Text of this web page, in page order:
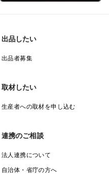
出品したい
出品者募集
取材したい
生産者への取材を申し込む
連携のご相談
法人連携について
自治体・省庁の方へ